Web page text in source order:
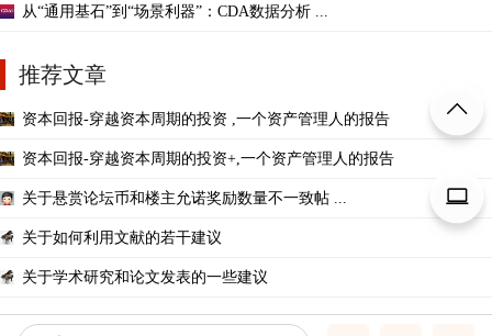
从“通用基石”到“场景利器”：CDA数据分析 ...
推荐文章
资本回报-穿越资本周期的投资 ,一个资产管理人的报告
资本回报-穿越资本周期的投资+,一个资产管理人的报告
关于悬赏论坛币和楼主允诺奖励数量不一致帖 ...
关于如何利用文献的若干建议
关于学术研究和论文发表的一些建议